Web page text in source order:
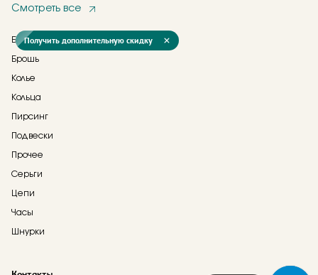
Смотреть все
Браслеты
Брошь
Колье
Кольца
Пирсинг
Подвески
Прочее
Серьги
Цепи
Часы
Шнурки
Получить дополнительную скидку